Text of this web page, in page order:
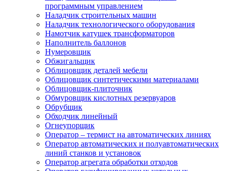
программным управлением
Наладчик строительных машин
Наладчик технологического оборудования
Намотчик катушек трансформаторов
Наполнитель баллонов
Нумеровщик
Обжигальщик
Облицовщик деталей мебели
Облицовщик синтетическими материалами
Облицовщик-плиточник
Обмуровщик кислотных резервуаров
Обрубщик
Обходчик линейный
Огнеупорщик
Оператор – термист на автоматических линиях
Оператор автоматических и полуавтоматических
линий станков и установок
Оператор агрегата обработки отходов